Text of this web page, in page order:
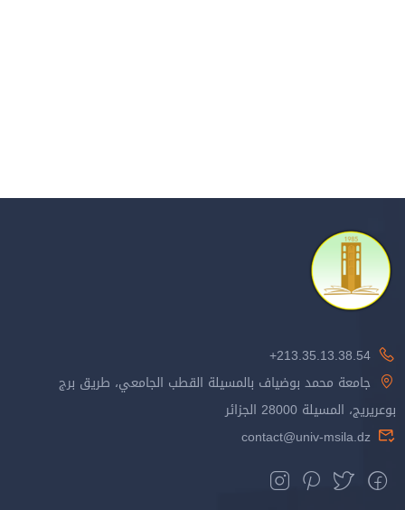
213.35.13.38.54+
جامعة محمد بوضياف بالمسيلة القطب الجامعي، طريق برج
بوعريريج، المسيلة 28000 الجزائر
contact@univ-msila.dz